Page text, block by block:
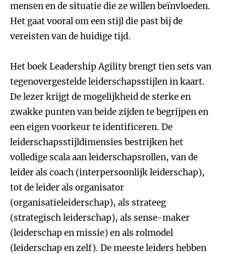
mensen en de situatie die ze willen beïnvloeden.
Het gaat vooral om een stijl die past bij de
vereisten van de huidige tijd.
Het boek Leadership Agility brengt tien sets van
tegenovergestelde leiderschapsstijlen in kaart.
De lezer krijgt de mogelijkheid de sterke en
zwakke punten van beide zijden te begrijpen en
een eigen voorkeur te identificeren. De
leiderschapsstijldimensies bestrijken het
volledige scala aan leiderschapsrollen, van de
leider als coach (interpersoonlijk leiderschap),
tot de leider als organisator
(organisatieleiderschap), als strateeg
(strategisch leiderschap), als sense-maker
(leiderschap en missie) en als rolmodel
(leiderschap en zelf). De meeste leiders hebben